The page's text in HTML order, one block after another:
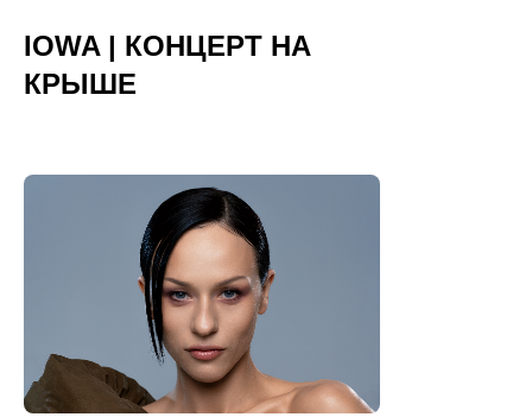
IOWA | КОНЦЕРТ НА
КРЫШЕ